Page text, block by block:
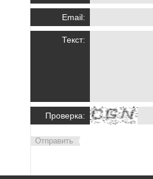
Email:
Текст:
Проверка:
Отправить